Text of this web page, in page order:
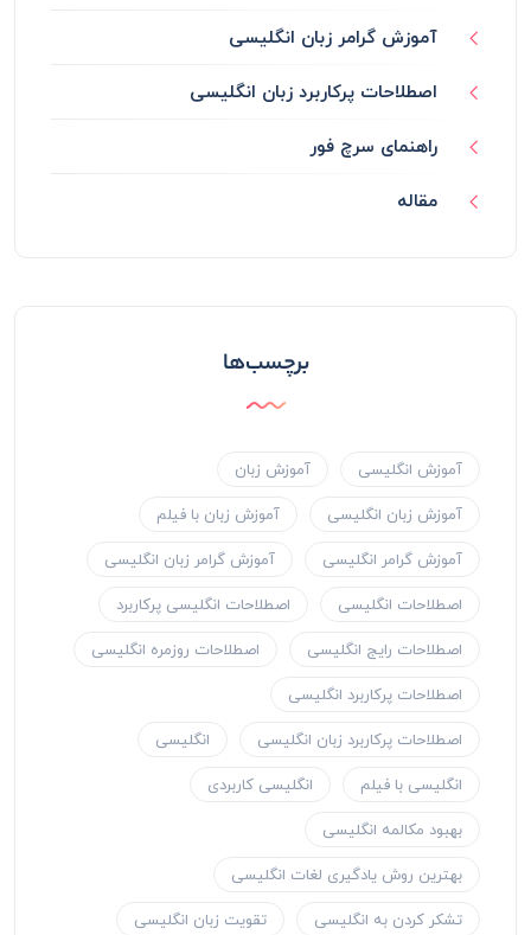
آموزش گرامر زبان انگلیسی
اصطلاحات پرکاربرد زبان انگلیسی
راهنمای سرچ فور
مقاله
برچسب‌ها
آموزش انگلیسی
آموزش زبان
آموزش زبان انگلیسی
آموزش زبان با فیلم
آموزش گرامر انگلیسی
آموزش گرامر زبان انگلیسی
اصطلاحات انگلیسی
اصطلاحات انگلیسی پرکاربرد
اصطلاحات رایج انگلیسی
اصطلاحات روزمره انگلیسی
اصطلاحات پرکاربرد انگلیسی
اصطلاحات پرکاربرد زبان انگلیسی
انگلیسی
انگلیسی با فیلم
انگلیسی کاربردی
بهبود مکالمه انگلیسی
بهترین روش یادگیری لغات انگلیسی
تشکر کردن به انگلیسی
تقویت زبان انگلیسی